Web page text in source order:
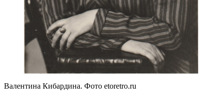
Валентина Кибардина. Фото etoretro.ru